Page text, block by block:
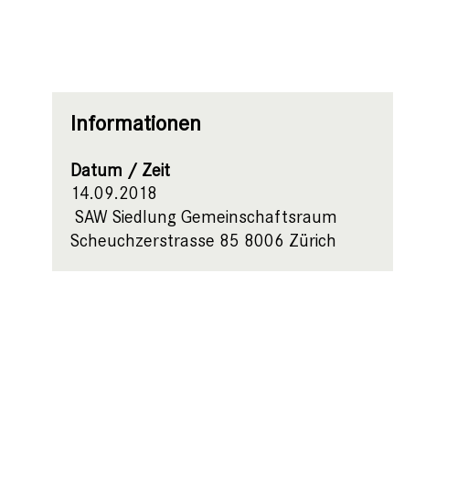
Informationen
Datum / Zeit
14.09.2018
SAW Siedlung Gemeinschaftsraum
Scheuchzerstrasse 85 8006 Zürich